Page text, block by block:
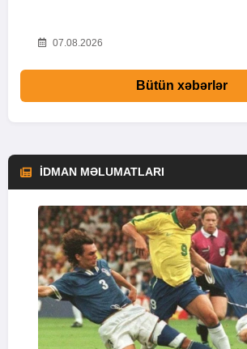
07.08.2026
Bütün xəbərlər
İDMAN MƏLUMATLARI